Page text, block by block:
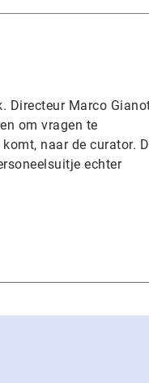
Directeur Marco
om vragen te
naar de curator.
echter